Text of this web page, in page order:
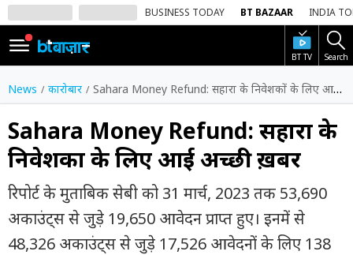
BUSINESS TODAY BT BAZAAR INDIA
BT TV Search
SIGN
IN
Dark
Mode
होम
शेयर
बाज़ार
वीडियो
News कारोबार Sahara Money Refund: सहारा के निवेशकों के लिए आई अच्छी ख़बर
Sahara Money Refund: सहारा के
निवेशकों के लिए आई अच्छी ख़बर
रिपोर्ट के मुताबिक सेबी को 31 मार्च, 2023 तक 53,690
अकाउंट्स से जुड़े 19,650 आवेदन प्राप्त हुए। इनमें से
48,326 अकाउंट्स से जुड़े 17,526 आवेदनों के लिए 138